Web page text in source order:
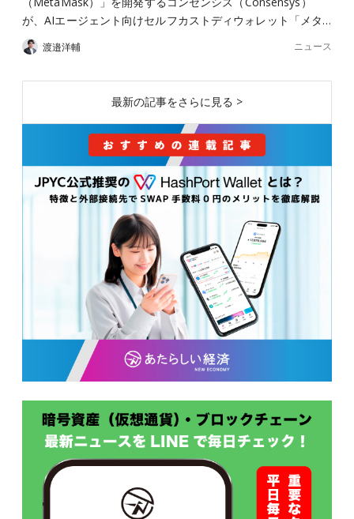
が、AIエージェント向けセルフカストディウォレット「メタ…
渡邉洋輔 ニュース
最新の記事をさらに見る >